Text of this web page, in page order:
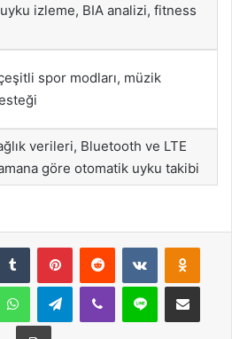
uyku izleme, BIA analizi, fitness
spor modları, müzik
verileri, Bluetooth ve LTE
göre otomatik uyku takibi
Tumblr PinterestReddit VKontakte
WhatsAppTelegramViber Line E-Posta ile
Yazdır